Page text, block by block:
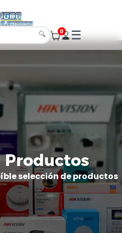
🔍 0 ☰
Productos
selección de productos